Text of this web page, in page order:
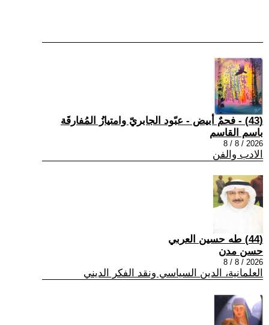
(43) - فحمٌ أبيض - عبّود الجابريّ وامتيازُ المُفارقَة
باسم القاسم
2026 / 8 / 8
الادب والفن
(44) طه حسين العربي
حسن مدن
2026 / 8 / 8
العلمانية، الدين السياسي ونقد الفكر الديني